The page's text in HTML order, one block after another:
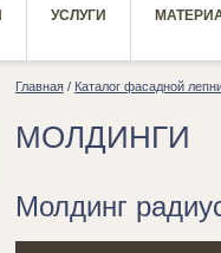
УСЛУГИ
Главная/ Каталог фасадной
МОЛДИНГИ
Молдинг